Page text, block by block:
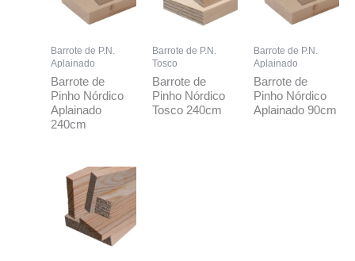
Barrote de P.N.
Aplainado
Barrote de
Pinho Nórdico
Aplainado
240cm
Barrote de P.N.
Tosco
Barrote de
Pinho Nórdico
Tosco 240cm
Barrote de P.N.
Aplainado
Barrote de
Pinho Nórdico
Aplainado 90cm